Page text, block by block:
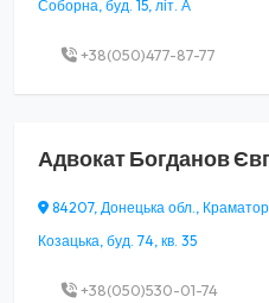
Соборна, буд. 15, літ. А
+38(050)477-87-77
АдвокатБогданов
84207, Донецька обл.,
Козацька, буд. 74, кв. 35
+38(050)530-01-74